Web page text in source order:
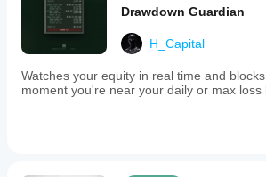
Drawdown Guardian
H_Capital
Watches your equity in real time and
moment you're near your daily or max loss